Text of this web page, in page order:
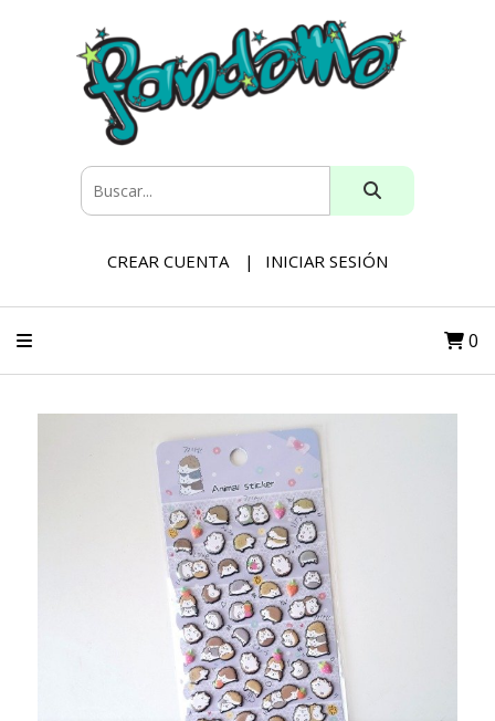
CREAR CUENTA INICIAR SESIÓN
0